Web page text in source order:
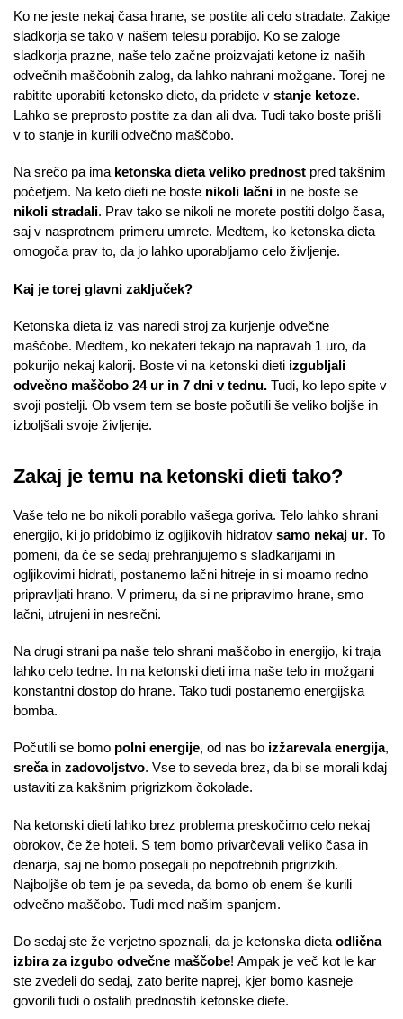
Ko ne jeste nekaj časa hrane, se postite ali celo stradate. Zakige
sladkorja se tako v našem telesu porabijo. Ko se zaloge
sladkorja prazne, naše telo začne proizvajati ketone iz naših
odvečnih maščobnih zalog, da lahko nahrani možgane. Torej ne
rabitite uporabiti ketonsko dieto, da pridete v stanje ketoze.
Lahko se preprosto postite za dan ali dva. Tudi tako boste prišli
v to stanje in kurili odvečno maščobo.
Na srečo pa ima ketonska dieta veliko prednost pred takšnim
početjem. Na keto dieti ne boste nikoli lačni in ne boste se
nikoli stradali. Prav tako se nikoli ne morete postiti dolgo časa,
saj v nasprotnem primeru umrete. Medtem, ko ketonska dieta
omogoča prav to, da jo lahko uporabljamo celo življenje.
Kaj je torej glavni zaključek?
Ketonska dieta iz vas naredi stroj za kurjenje odvečne
maščobe. Medtem, ko nekateri tekajo na napravah 1 uro, da
pokurijo nekaj kalorij. Boste vi na ketonski dieti izgubljali
odvečno maščobo 24 ur in 7 dni v tednu. Tudi, ko lepo spite v
svoji postelji. Ob vsem tem se boste počutili še veliko boljše in
izboljšali svoje življenje.
Zakaj je temu na ketonski dieti tako?
Vaše telo ne bo nikoli porabilo vašega goriva. Telo lahko shrani
energijo, ki jo pridobimo iz ogljikovih hidratov samo nekaj ur. To
pomeni, da če se sedaj prehranjujemo s sladkarijami in
ogljikovimi hidrati, postanemo lačni hitreje in si moamo redno
pripravljati hrano. V primeru, da si ne pripravimo hrane, smo
lačni, utrujeni in nesrečni.
Na drugi strani pa naše telo shrani maščobo in energijo, ki traja
lahko celo tedne. In na ketonski dieti ima naše telo in možgani
konstantni dostop do hrane. Tako tudi postanemo energijska
bomba.
Počutili se bomo polni energije, od nas bo izžarevala energija,
srečain zadovoljstvo. Vse to seveda brez, da bi se morali kdaj
ustaviti za kakšnim prigrizkom čokolade.
Na ketonski dieti lahko brez problema preskočimo celo nekaj
obrokov, če že hoteli. S tem bomo privarčevali veliko časa in
denarja, saj ne bomo posegali po nepotrebnih prigrizkih.
Najboljše ob tem je pa seveda, da bomo ob enem še kurili
odvečno maščobo. Tudi med našim spanjem.
Do sedaj ste že verjetno spoznali, da je ketonska dieta odlična
izbira za izgubo odvečne maščobe! Ampak je več kot le kar
ste zvedeli do sedaj, zato berite naprej, kjer bomo kasneje
govorili tudi o ostalih prednostih ketonske diete.